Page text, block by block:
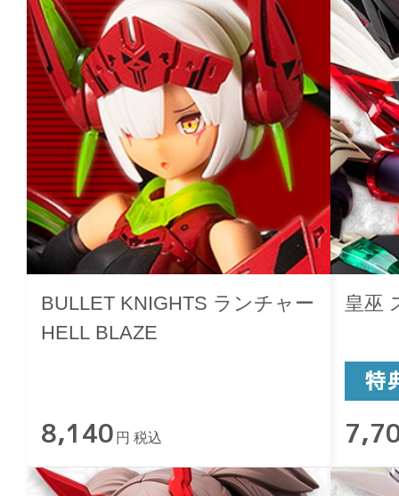
BULLET KNIGHTS ランチャー
HELL BLAZE
8,140 円 税込
皇巫